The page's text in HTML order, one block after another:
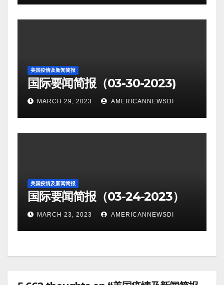
美国疫情及新闻简报
国际要闻简报（03-30-2023)
MARCH 29, 2023 AMERICANNEWSDI
美国疫情及新闻简报
国际要闻简报（03-24-2023）
MARCH 23, 2023 AMERICANNEWSDI